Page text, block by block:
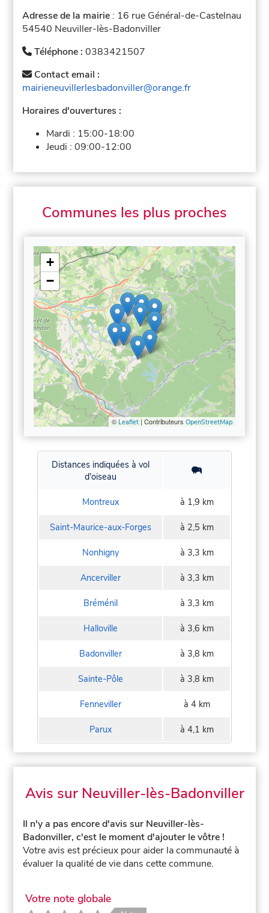
Adresse de la mairie : 16 rue Général-de-Castelnau
54540 Neuviller-lès-Badonviller
Téléphone :0383421507
Contact email :
mairieneuvillerlesbadonviller@orange.fr
Horaires d'ouvertures :
Mardi : 15:00-18:00
Jeudi :09:00-12:00
Communes les plus proches
+
−
© Leaflet| Contributeurs OpenStreetMap
Distances indiquées à vol
d'oiseau
Montreux à 1,9 km
Saint-Maurice-aux-Forges à 2,5 km
Nonhigny à 3,3 km
Ancerviller à 3,3 km
Bréménil à 3,3 km
Halloville à 3,6 km
Badonviller à 3,8 km
Sainte-Pôle à 3,8 km
Fenneviller à 4 km
Parux à 4,1 km
Avis sur Neuviller-lès-Badonviller
Il n'y a pas encore d'avis sur Neuviller-lès-
Badonviller, c'est le moment d'ajouter le vôtre !
Votre avis est précieux pour aider la communauté à
évaluer la qualité de vie dans cette commune.
Votre note globale